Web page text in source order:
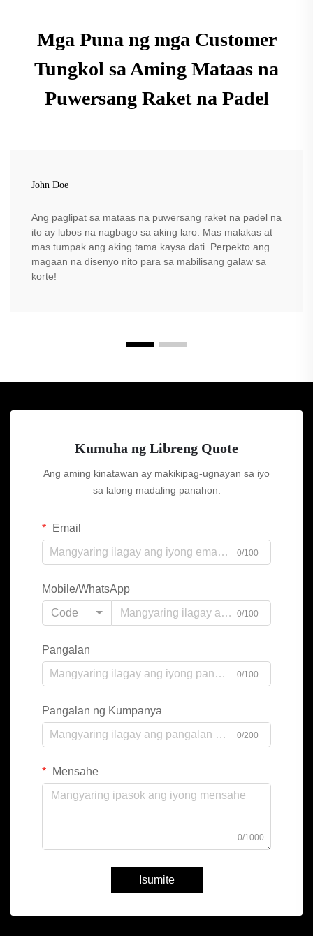
Mga Puna ng mga Customer
Tungkol sa Aming Mataas na
Puwersang Raket na Padel
John Doe
Ang paglipat sa mataas na puwersang raket na padel na
ito ay lubos na nagbago sa aking laro. Mas malakas at
mas tumpak ang aking tama kaysa dati. Perpekto ang
magaan na disenyo nito para sa mabilisang galaw sa
korte!
Kumuha ng Libreng Quote
Ang aming kinatawan ay makikipag-ugnayan sa iyo
sa lalong madaling panahon.
Email
0/100
Mobile/WhatsApp
Code
0/100
Pangalan
0/100
Pangalan ng Kumpanya
0/200
Mensahe
0/1000
Isumite